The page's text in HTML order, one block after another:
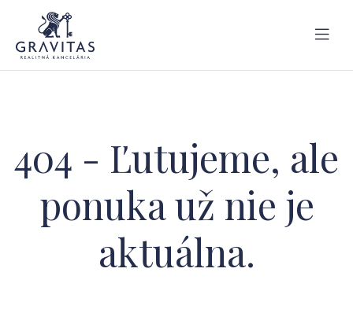
404 - Ľutujeme, ale
ponuka už nie je
aktuálna.